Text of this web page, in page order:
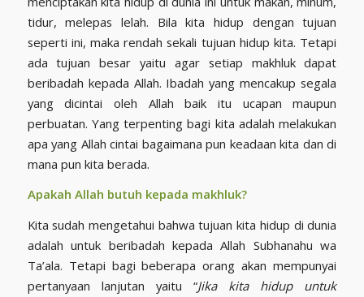
tidur, melepas lelah. Bila kita hidup dengan tujuan
seperti ini, maka rendah sekali tujuan hidup kita. Tetapi
ada tujuan besar yaitu agar setiap makhluk dapat
beribadah kepada Allah. Ibadah yang mencakup segala
yang dicintai oleh Allah baik itu ucapan maupun
perbuatan. Yang terpenting bagi kita adalah melakukan
apa yang Allah cintai bagaimana pun keadaan kita dan di
mana pun kita berada.
Apakah Allah butuh kepada makhluk?
Kita sudah mengetahui bahwa tujuan kita hidup di dunia
adalah untuk beribadah kepada Allah Subhanahu wa
Ta’ala. Tetapi bagi beberapa orang akan mempunyai
pertanyaan lanjutan yaitu “Jika kita hidup untuk